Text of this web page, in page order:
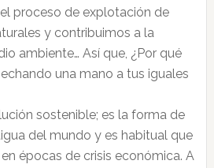
proceso de explotación de
y contribuimos a la
ambiente… Así que, ¿Por qué
una mano a tus iguales
sostenible; es la forma de
del mundo y es habitual que
épocas de crisis económica. A